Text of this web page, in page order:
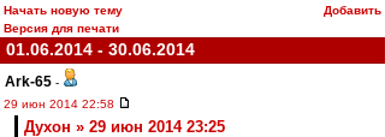
Начать новую тему
Добавить
Версия для печати
01.06.2014 - 30.06.2014
Ark-65 -
29 июн 2014 22:58
Духон » 29 июн 2014 23:25